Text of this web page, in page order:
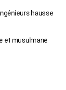
hausse
et musulmane